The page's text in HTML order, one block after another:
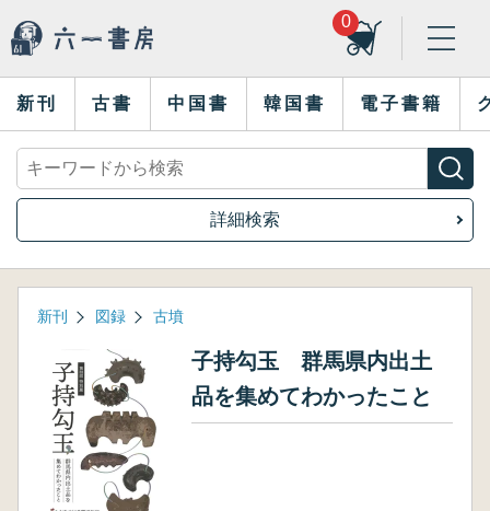
0
新刊 古書 中国書 韓国書 電子書籍
詳細検索
新刊 図録 古墳
子持勾玉 群馬県内出土
品を集めてわかったこと